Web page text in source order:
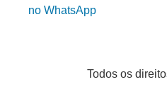
no WhatsApp
Todos os